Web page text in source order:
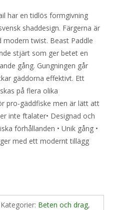
har en tidlös formgivning
shaddesign. Färgerna är
modern twist. Beast Paddle
stjärt som ger betet en
gång. Gungningen går
gäddorna effektivt. Ett
på flera olika
pro-gäddfiske men är lätt att
inte ftalater• Designad och
förhållanden • Unik gång •
med ett modernt tillägg
Kategorier: Beten och drag,